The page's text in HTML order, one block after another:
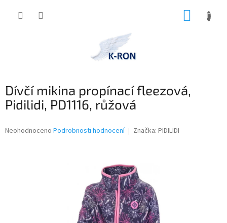
Dívčí mikina propínací fleezová,
Pidilidi, PD1116, růžová
Průměrné
Neohodnoceno Podrobnosti hodnocení Značka: PIDILIDI